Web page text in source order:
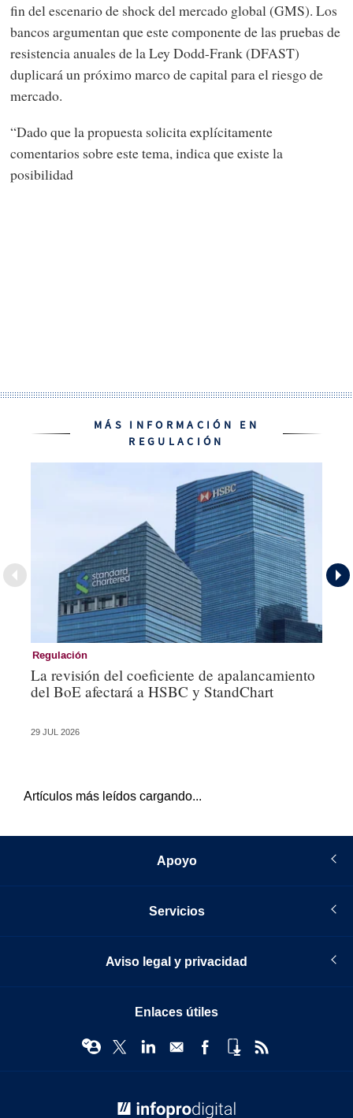
fin del escenario de shock del mercado global (GMS). Los
bancos argumentan que este componente de las pruebas de
resistencia anuales de la Ley Dodd-Frank (DFAST)
duplicará un próximo marco de capital para el riesgo de
mercado.
“Dado que la propuesta solicita explícitamente
comentarios sobre este tema, indica que existe la
posibilidad
MÁS INFORMACIÓN EN
REGULACIÓN
Regulación
La revisión del coeficiente de apalancamiento
del BoE afectará a HSBC y StandChart
29 JUL 2026
Artículos más leídos cargando...
Apoyo
Servicios
Aviso legal y privacidad
Enlaces útiles